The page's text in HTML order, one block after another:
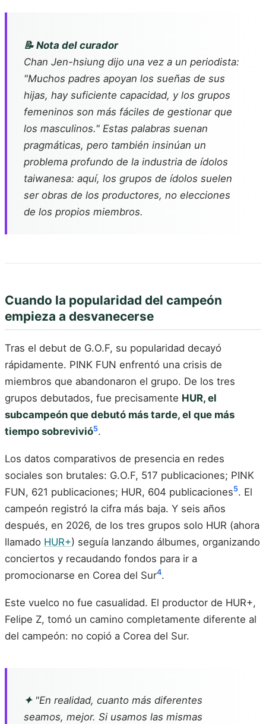
📝 Nota del curador
Chan Jen-hsiung dijo una vez a un periodista:
"Muchos padres apoyan los sueñas de sus
hijas, hay suficiente capacidad, y los grupos
femeninos son más fáciles de gestionar que
los masculinos." Estas palabras suenan
pragmáticas, pero también insinúan un
problema profundo de la industria de ídolos
taiwanesa: aquí, los grupos de ídolos suelen
ser obras de los productores, no elecciones
de los propios miembros.
Cuando la popularidad del campeón
empieza a desvanecerse
Tras el debut de G.O.F, su popularidad decayó
rápidamente. PINK FUN enfrentó una crisis de
miembros que abandonaron el grupo. De los tres
grupos debutados, fue precisamente HUR, el
subcampeón que debutó más tarde, el que más
tiempo sobrevivió5.
Los datos comparativos de presencia en redes
sociales son brutales: G.O.F, 517 publicaciones; PINK
FUN, 621 publicaciones; HUR, 604 publicaciones5. El
campeón registró la cifra más baja. Y seis años
después, en 2026, de los tres grupos solo HUR (ahora
llamado HUR+) seguía lanzando álbumes, organizando
conciertos y recaudando fondos para ir a
promocionarse en Corea del Sur4.
Este vuelco no fue casualidad. El productor de HUR+,
Felipe Z, tomó un camino completamente diferente al
del campeón: no copió a Corea del Sur.
✦"En realidad, cuanto más diferentes
seamos, mejor. Si usamos las mismas